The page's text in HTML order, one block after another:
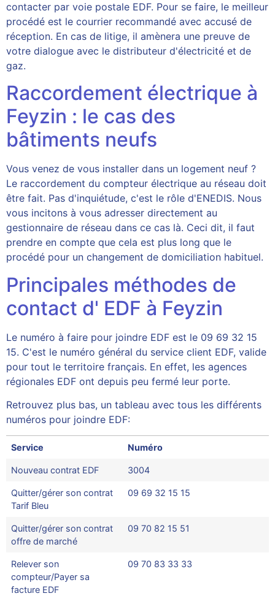
contacter par voie postale EDF. Pour se faire, le meilleur
procédé est le courrier recommandé avec accusé de
réception. En cas de litige, il amènera une preuve de
votre dialogue avec le distributeur d'électricité et de
gaz.
Raccordement électrique à
Feyzin : le cas des
bâtiments neufs
Vous venez de vous installer dans un logement neuf ?
Le raccordement du compteur électrique au réseau doit
être fait. Pas d'inquiétude, c'est le rôle d'ENEDIS. Nous
vous incitons à vous adresser directement au
gestionnaire de réseau dans ce cas là. Ceci dit, il faut
prendre en compte que cela est plus long que le
procédé pour un changement de domiciliation habituel.
Principales méthodes de
contact d' EDF à Feyzin
Le numéro à faire pour joindre EDF est le 09 69 32 15
15. C'est le numéro général du service client EDF, valide
pour tout le territoire français. En effet, les agences
régionales EDF ont depuis peu fermé leur porte.
Retrouvez plus bas, un tableau avec tous les différents
numéros pour joindre EDF:
Service Numéro
Nouveau contrat EDF 3004
Quitter/gérer son contrat
Tarif Bleu
09 69 32 15 15
Quitter/gérer son contrat
offre de marché
09 70 82 15 51
Relever son
compteur/Payer sa
facture EDF
09 70 83 33 33